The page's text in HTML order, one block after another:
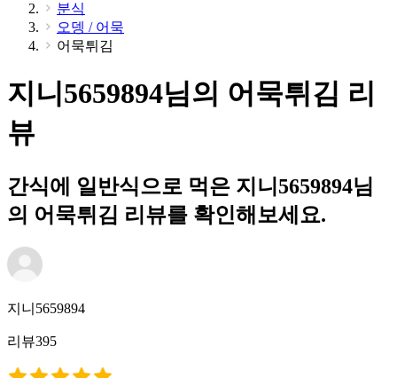
분식
오뎅 / 어묵
어묵튀김
지니5659894님의 어묵튀김 리
뷰
간식에 일반식으로 먹은 지니5659894님
의 어묵튀김 리뷰를 확인해보세요.
지니5659894
리뷰395